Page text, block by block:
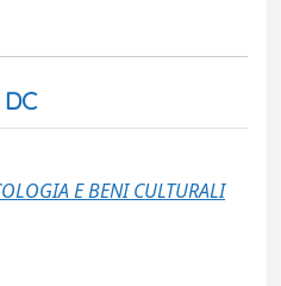
E BENI CULTURALI